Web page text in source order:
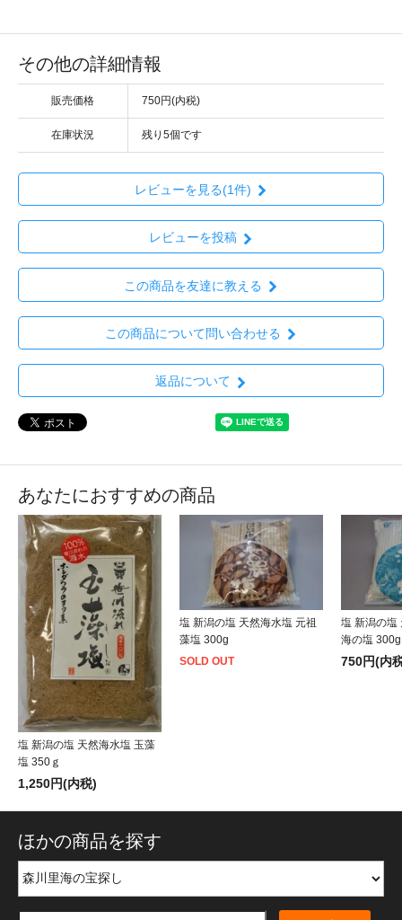
その他の詳細情報
販売価格 750円(内税)
在庫状況 残り5個です
レビューを見る(1件)
レビューを投稿
この商品を友達に教える
この商品について問い合わせる
返品について
あなたにおすすめの商品
塩 新潟の塩 天然海水塩 玉藻
塩 350ｇ
1,250円(内税)
塩 新潟の塩 天然海水塩 元祖
藻塩 300g
SOLD OUT
塩 新潟の塩
海の塩 300g
750円(内
ほかの商品を探す